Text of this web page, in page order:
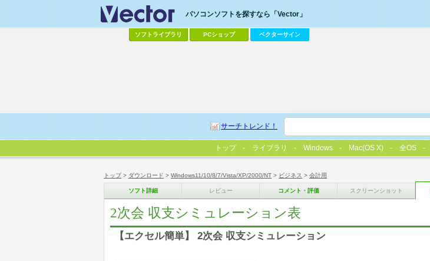
トップ> ダウンロード > Windows11/10/8/7/Vista/XP/2000/NT > ビジネス > 会計用
ソフト詳細 レビュー コメント・評価 スクリーンショット
2次会 収支シミュレーション表
【エクセル簡単】 2次会 収支シミュレーション
パソコンソフトを探すなら「Vector」
ソフトライブラリ PCショップ ベクターサイン
サーチトレンド！
トップ ライブラリ Windows Mac(OS X) 全OS